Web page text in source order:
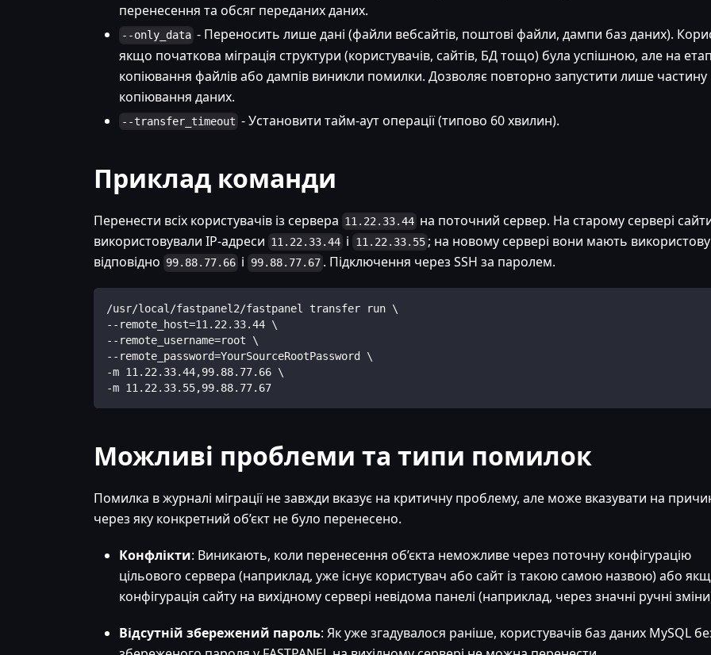
перенесення та обсяг переданих даних.
--only_data - Переносить лише дані (файли вебсайтів, поштові файли, дампи баз даних).
якщо початкова міграція структури (користувачів, сайтів, БД тощо) була успішною, але на
копіювання файлів або дампів виникли помилки. Дозволяє повторно запустити лише частину
копіювання даних.
--transfer_timeout - Установити тайм-аут операції (типово 60 хвилин).
Приклад команди
Перенести всіх користувачів із сервера 11.22.33.44 на поточний сервер. На старому сервері
використовували IP-адреси 11.22.33.44 і 11.22.33.55 ; на новому сервері вони мають
відповідно 99.88.77.66 і 99.88.77.67 . Підключення через SSH за паролем.
/usr/local/fastpanel2/fastpanel transfer run \
--remote_host=11.22.33.44 \
--remote_username=root \
--remote_password=YourSourceRootPassword \
-m 11.22.33.44,99.88.77.66 \
-m 11.22.33.55,99.88.77.67
Можливі проблеми та типи помилок
Помилка в журналі міграції не завжди вказує на критичну проблему, але може вказувати на
через яку конкретний об’єкт не було перенесено.
Конфлікти: Виникають, коли перенесення об’єкта неможливе через поточну конфігурацію
цільового сервера (наприклад, уже існує користувач або сайт із такою самою назвою) або
конфігурація сайту на вихідному сервері невідома панелі (наприклад, через значні ручні
Відсутній збережений пароль: Як уже згадувалося раніше, користувачів баз даних MySQL